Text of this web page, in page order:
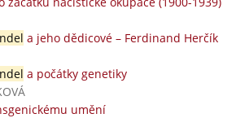
a jeho dědicové – Ferdinand Herčík
a počátky genetiky
umění